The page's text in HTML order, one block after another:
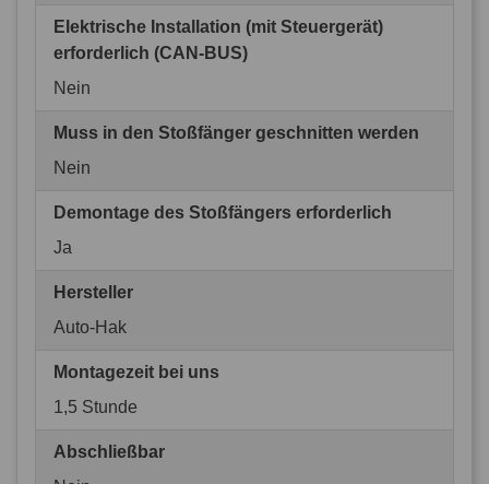
Elektrische Installation (mit Steuergerät)
erforderlich (CAN-BUS)
Nein
Muss in den Stoßfänger geschnitten werden
Nein
Demontage des Stoßfängers erforderlich
Ja
Hersteller
Auto-Hak
Montagezeit bei uns
1,5 Stunde
Abschließbar